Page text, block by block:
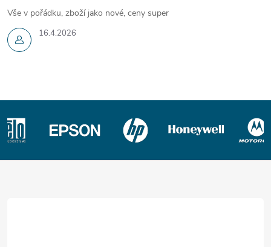
16.4.2026
Vše v pořádku, zboží jako nové, ceny super
Z